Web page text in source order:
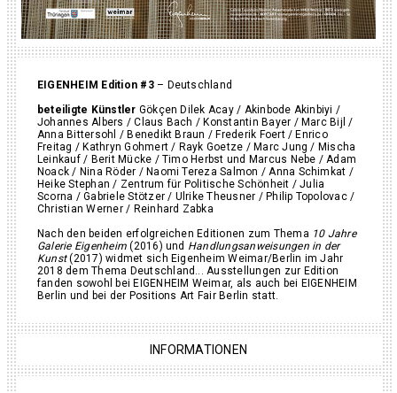
EIGENHEIM Edition #3– Deutschland
beteiligte Künstler Gökçen Dilek Acay / Akinbode Akinbiyi /
Johannes Albers / Claus Bach / Konstantin Bayer / Marc Bijl /
Anna Bittersohl / Benedikt Braun / Frederik Foert / Enrico
Freitag / Kathryn Gohmert / Rayk Goetze / Marc Jung / Mischa
Leinkauf / Berit Mücke / Timo Herbst und Marcus Nebe / Adam
Noack / Nina Röder / Naomi Tereza Salmon / Anna Schimkat /
Heike Stephan / Zentrum für Politische Schönheit / Julia
Scorna / Gabriele Stötzer / Ulrike Theusner / Philip Topolovac /
Christian Werner / Reinhard Zabka
Nach den beiden erfolgreichen Editionen zum Thema 10 Jahre
Galerie Eigenheim (2016) und Handlungsanweisungen in der
Kunst(2017) widmet sich Eigenheim Weimar/Berlin im Jahr
2018 dem Thema Deutschland... Ausstellungen zur Edition
fanden sowohl bei EIGENHEIM Weimar, als auch bei EIGENHEIM
Berlin und bei der Positions Art Fair Berlin statt.
INFORMATIONEN